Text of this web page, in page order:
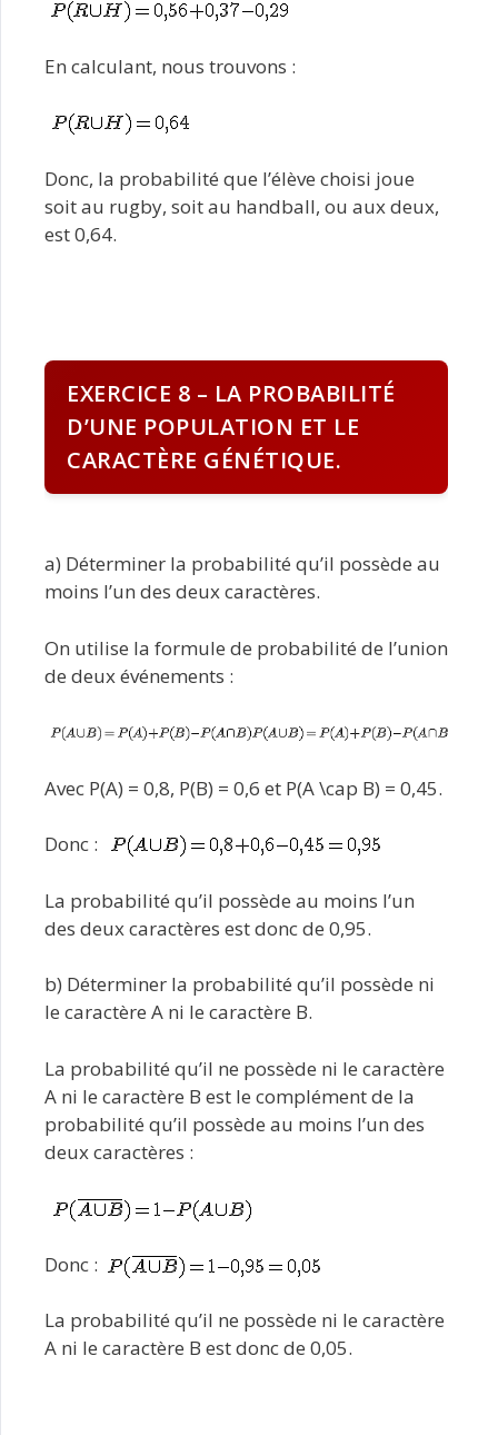
En calculant, nous trouvons :
Donc, la probabilité que l’élève choisi joue
soit au rugby, soit au handball, ou aux deux,
est 0,64.
EXERCICE 8 – LA PROBABILITÉ
D’UNE POPULATION ET LE
CARACTÈRE GÉNÉTIQUE.
a) Déterminer la probabilité qu’il possède au
moins l’un des deux caractères.
On utilise la formule de probabilité de l’union
de deux événements :
Avec P(A) = 0,8, P(B) = 0,6 et P(A \cap B) = 0,45.
Donc :
La probabilité qu’il possède au moins l’un
des deux caractères est donc de 0,95.
b) Déterminer la probabilité qu’il possède ni
le caractère A ni le caractère B.
La probabilité qu’il ne possède ni le caractère
A ni le caractère B est le complément de la
probabilité qu’il possède au moins l’un des
deux caractères :
Donc :
La probabilité qu’il ne possède ni le caractère
A ni le caractère B est donc de 0,05.